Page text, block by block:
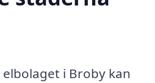
i Broby kan